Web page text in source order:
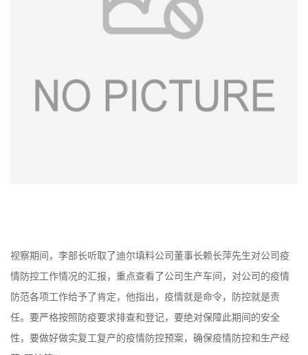
视察期间，李部长听取了迪尔填料公司董事长赖长萍先生对公司疫
情防控工作情况的汇报，重点查看了公司生产车间，对公司的疫情
防范各项工作给予了肯定，他指出，疫情就是命令，防控就是责
任。要严格按照防疫要求排查和登记，要绝对保障此期间的安全
性，要做好做实复工复产的疫情防控预案，确保疫情防控和生产经